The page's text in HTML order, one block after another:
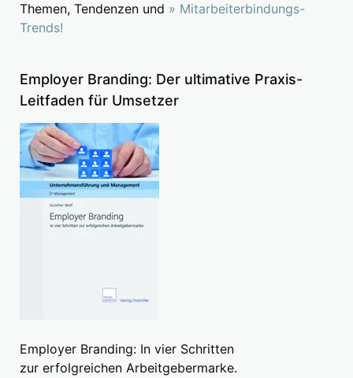
Themen, Tendenzen und » Mitarbeiterbindungs-
Trends!
Employer Branding: Der ultimative Praxis-
Leitfaden für Umsetzer
Employer Branding: In vier Schritten
zur erfolgreichen Arbeitgebermarke.